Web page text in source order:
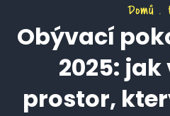
Domů
Obývací
2025:
prostor,